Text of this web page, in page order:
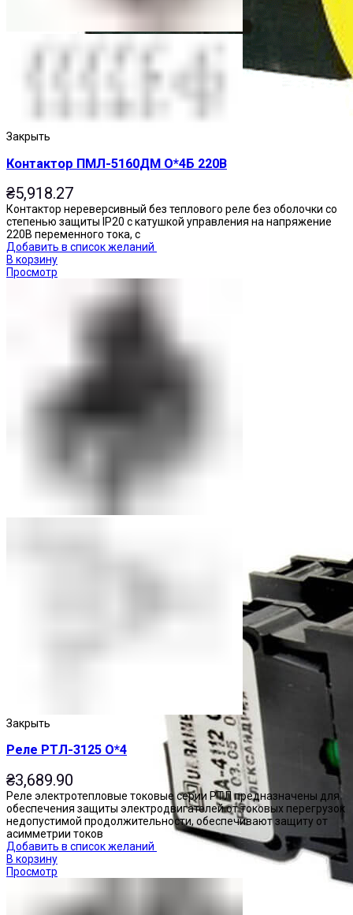
Закрыть
Контактор ПМЛ-5160ДМ О*4Б 220В
₴5,918.27
Контактор нереверсивный без теплового реле без оболочки со
степенью защиты IP20 с катушкой управления на напряжение
220В переменного тока, с
Добавить в список желаний
В корзину
Просмотр
Закрыть
Реле РТЛ-3125 О*4
₴3,689.90
Реле электротепловые токовые серии РТЛ предназначены для
обеспечения защиты электродвигателей от токовых перегрузок
недопустимой продолжительности, обеспечивают защиту от
асимметрии токов
Добавить в список желаний
В корзину
Просмотр